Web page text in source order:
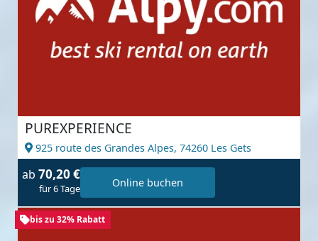
PUREXPERIENCE
925 route des Grandes Alpes, 74260 Les Gets
ab 70,20 €
für 6 Tage Online buchen
bis zu 32% Rabatt